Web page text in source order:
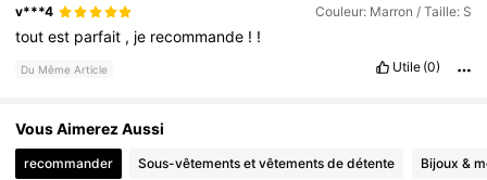
v***4 Couleur: Marron / Taille: S
toutest parfait , je recommande ! !
Du Même Article Utile (0)
Vous Aimerez Aussi
recommander Sous-vêtements et vêtements de détente Bijoux &